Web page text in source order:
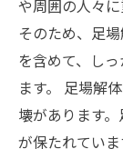
や周囲の人々
そのため、足
を含めて、し
ます。 足場解
壊があります
が保たれてい